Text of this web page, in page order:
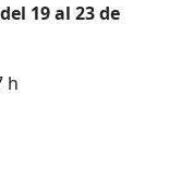
19 al 23 de
h